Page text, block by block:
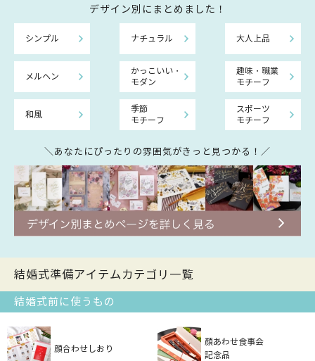
デザイン別にまとめました！
シンプル ナチュラル 大人上品
メルヘン
かっこいい・
モダン
趣味・職業
モチーフ
和風
季節
モチーフ
スポーツ
モチーフ
＼あなたにぴったりの雰囲気がきっと見つかる！／
結婚式準備アイテムカテゴリ一覧
結婚式前に使うもの
顔合わせしおり
顔あわせ食事会
記念品